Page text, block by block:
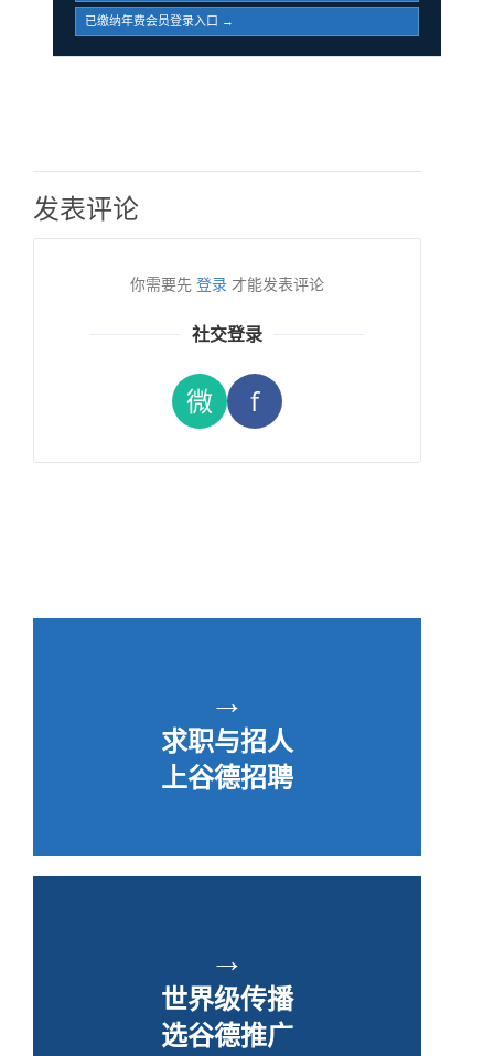
已缴纳年费会员登录入口 →
发表评论
你需要先 登录 才能发表评论
社交登录
微 f
→
求职与招人
上谷德招聘
→
世界级传播
选谷德推广